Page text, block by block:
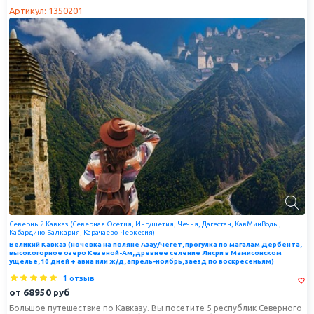
Артикул: 1350201
Северный Кавказ (Северная Осетия, Ингушетия, Чечня, Дагестан, КавМинВоды,
Кабардино-Балкария, Карачаево-Черкесия)
Великий Кавказ (ночевка на поляне Азау/Чегет, прогулка по магалам Дербента,
высокогорное озеро Кезеной-Ам, древнее селение Лисри в Мамисонском
ущелье, 10 дней + авиа или ж/д, апрель-ноябрь, заезд по воскресеньям)
1 отзыв
от 68950 руб
Большое путешествие по Кавказу. Вы посетите 5 республик Северного